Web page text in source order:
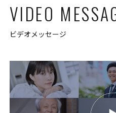
VIDEO
ビデオメッセージ